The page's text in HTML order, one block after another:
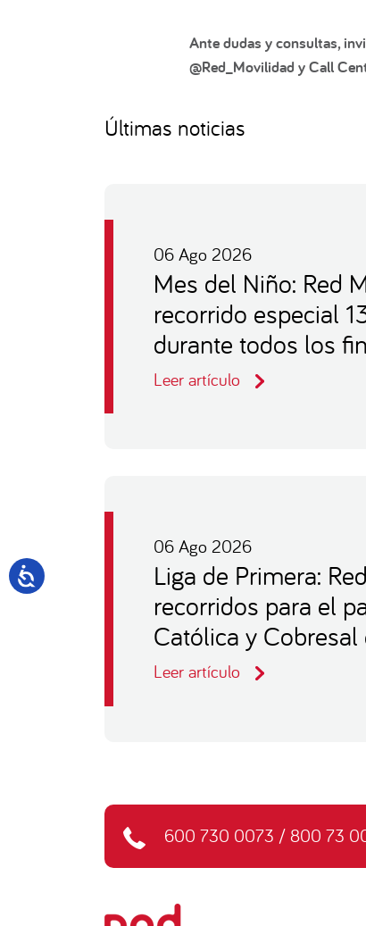
Ante dudas y consultas,
@Red_Movilidad y Call
Últimas noticias
06 Ago 2026
Mes del Niño: Red
recorrido especial
durante todos los
Leer artículo
06 Ago 2026
Liga de Primera:
recorridos para el
Católica y
Leer artículo
600 730 0073 / 800 73